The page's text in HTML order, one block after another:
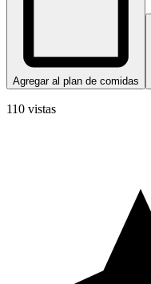
Agregar al plan de comidas
110 vistas